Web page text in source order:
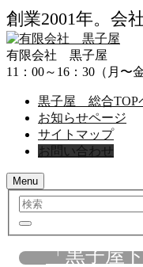
創業2001年。会
有限会社 黒子屋
11：00～16：30（月〜金
黒子屋 総合TOP
お知らせページ
サイトマップ
お問い合わせ
Menu
検
索
「黒子屋